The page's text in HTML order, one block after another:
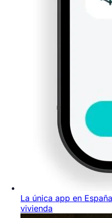
La única app en
vivienda